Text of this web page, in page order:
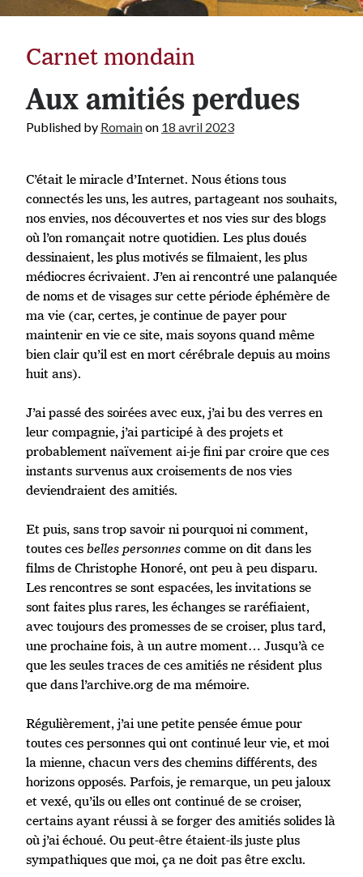
Carnet mondain
Aux amitiés perdues
Published by Romainon 18 avril 2023
C’était le miracle d’Internet. Nous étions tous
connectés les uns, les autres, partageant nos souhaits,
nos envies, nos découvertes et nos vies sur des blogs
où l’on romançait notre quotidien. Les plus doués
dessinaient, les plus motivés se filmaient, les plus
médiocres écrivaient. J’en ai rencontré une palanquée
de noms et de visages sur cette période éphémère de
ma vie (car, certes, je continue de payer pour
maintenir en vie ce site, mais soyons quand même
bien clair qu’il est en mort cérébrale depuis au moins
huit ans).
J’ai passé des soirées avec eux, j’ai bu des verres en
leur compagnie, j’ai participé à des projets et
probablement naïvement ai-je fini par croire que ces
instants survenus aux croisements de nos vies
deviendraient des amitiés.
Et puis, sans trop savoir ni pourquoi ni comment,
toutes cesbelles personnescomme on dit dans les
films de Christophe Honoré, ont peu à peu disparu.
Les rencontres se sont espacées, les invitations se
sont faites plus rares, les échanges se raréfiaient,
avec toujours des promesses de se croiser, plus tard,
une prochaine fois, à un autre moment… Jusqu’à ce
que les seules traces de ces amitiés ne résident plus
que dans l’archive.org de ma mémoire.
Régulièrement, j’ai une petite pensée émue pour
toutes ces personnes qui ont continué leur vie, et moi
la mienne, chacun vers des chemins différents, des
horizons opposés. Parfois, je remarque, un peu jaloux
et vexé, qu’ils ou elles ont continué de se croiser,
certains ayant réussi à se forger des amitiés solides là
où j’ai échoué. Ou peut-être étaient-ils juste plus
sympathiques que moi, ça ne doit pas être exclu.